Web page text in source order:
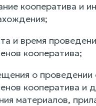
кооператива и
и время
кооператива;
о
кооператива и
материалов,